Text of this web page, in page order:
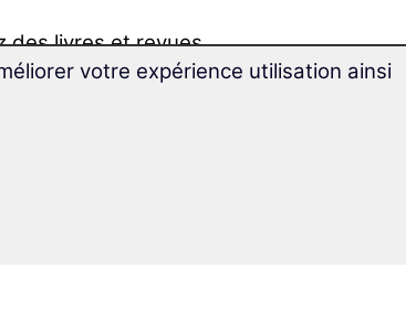
des livres et revues
votre expérience utilisation ainsi